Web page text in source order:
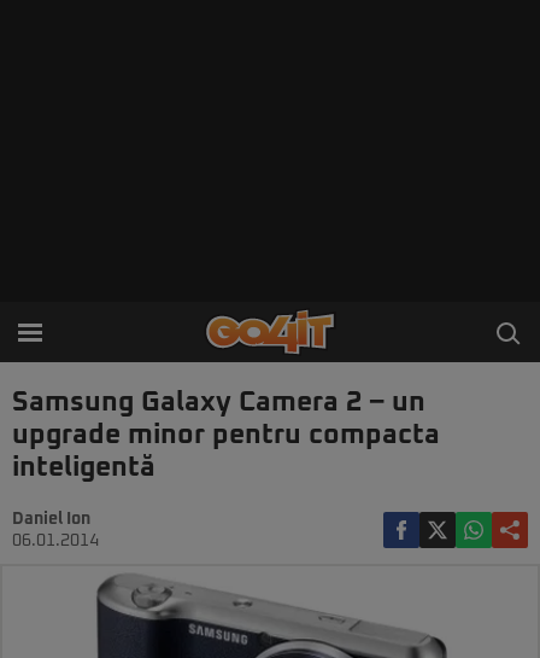
Samsung Galaxy Camera 2 – un
upgrade minor pentru compacta
inteligentă
Daniel Ion
06.01.2014